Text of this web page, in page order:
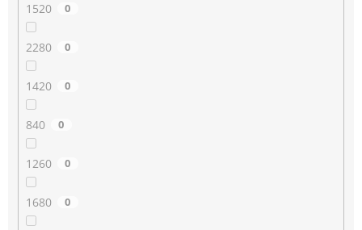
1520 0
2280 0
1420 0
840 0
1260 0
1680 0